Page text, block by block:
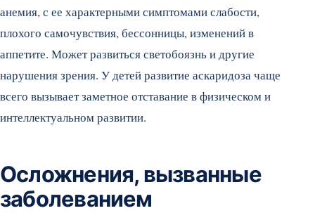
анемия, с ее характерными симптомами слабости,
плохого самочувствия, бессонницы, изменений в
аппетите. Может развиться светобоязнь и другие
нарушения зрения. У детей развитие аскаридоза чаще
всего вызывает заметное отставание в физическом и
интеллектуальном развитии.
Осложнения, вызванные
заболеванием